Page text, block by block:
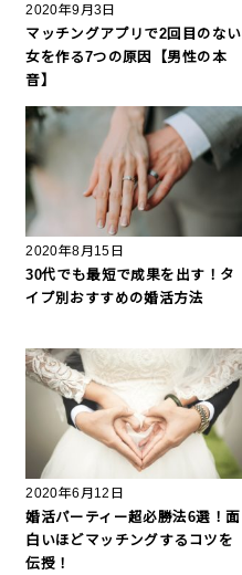
2020年9月3日
マッチングアプリで2回目のない
女を作る7つの原因【男性の本
音】
2020年8月15日
30代でも最短で成果を出す！タ
イプ別おすすめの婚活方法
2020年6月12日
婚活パーティー超必勝法6選！面
白いほどマッチングするコツを
伝授！